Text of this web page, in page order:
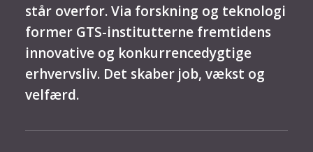
står overfor. Via forskning og teknologi
former GTS-institutterne fremtidens
innovative og konkurrencedygtige
erhvervsliv. Det skaber job, vækst og
velfærd.